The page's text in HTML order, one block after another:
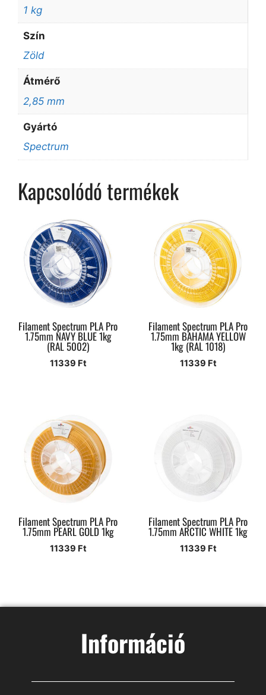
1 kg
Szín
Zöld
Átmérő
2,85 mm
Gyártó
Spectrum
Kapcsolódó termékek
Filament Spectrum PLA Pro
1.75mm NAVY BLUE 1kg
(RAL 5002)
11339 Ft
Filament Spectrum PLA Pro
1.75mm BAHAMA YELLOW
1kg (RAL 1018)
11339 Ft
Filament Spectrum PLA Pro
1.75mm PEARL GOLD 1kg
11339 Ft
Filament Spectrum PLA Pro
1.75mm ARCTIC WHITE 1kg
11339 Ft
Információ